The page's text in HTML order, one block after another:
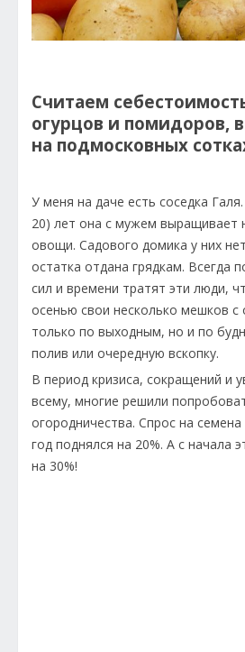
Считаем
огурцов и помидоров,
на подмосковных
У меня на даче есть соседка
20) лет она с мужем выращивает
овощи. Садового домика у них
остатка отдана грядкам. Всегда
сил и времени тратят эти люди,
осенью свои несколько мешков
только по выходным, но и по
полив или очередную вскопку.
В период кризиса, сокращений и
всему, многие решили
огородничества. Спрос на
год поднялся на 20%. А с начала
на 30%!